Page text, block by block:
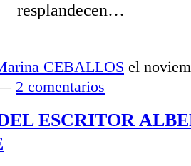
resplandecen…
CEBALLOS el
— 2 comentarios
ESCRITOR